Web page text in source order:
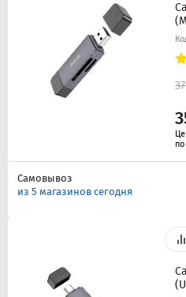
Самовывоз
из 5 магазинов сегодня